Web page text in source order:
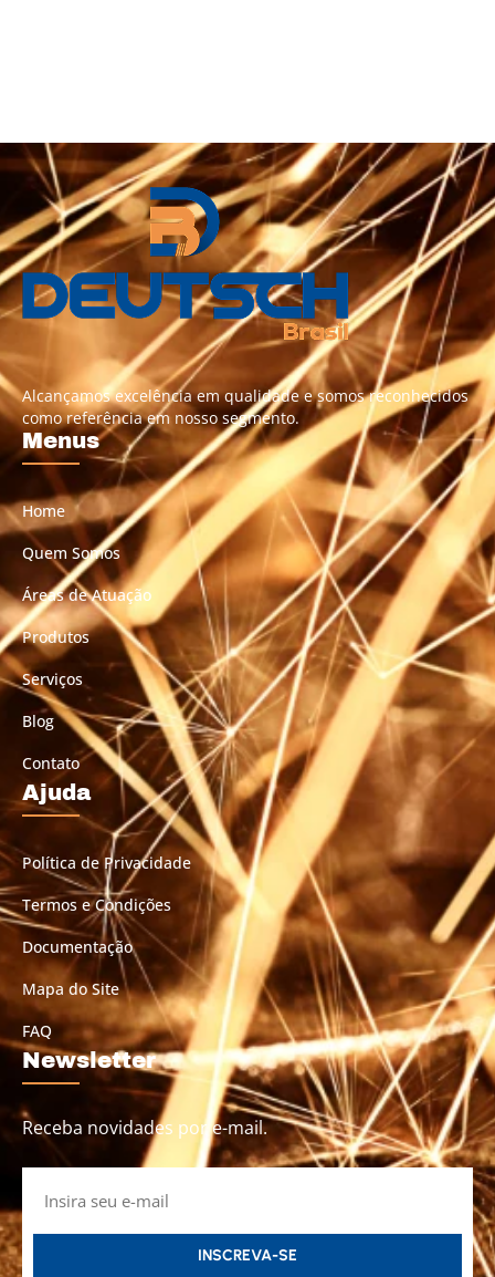
Alcançamos excelência em qualidade e somos reconhecidos
como referência em nosso segmento.
Menus
Home
Quem Somos
Áreas de Atuação
Produtos
Serviços
Blog
Contato
Ajuda
Política de Privacidade
Termos e Condições
Documentação
Mapa do Site
FAQ
Newsletter
Receba novidades por e-mail.
INSCREVA-SE